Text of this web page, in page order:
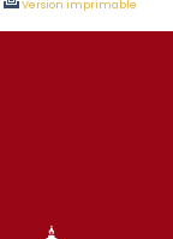
Version imprimable